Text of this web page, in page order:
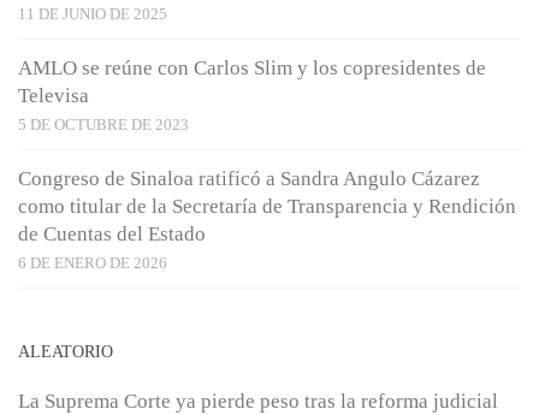
11 DE JUNIO DE 2025
AMLO se reúne con Carlos Slim y los copresidentes de
Televisa
5 DE OCTUBRE DE 2023
Congreso de Sinaloa ratificó a Sandra Angulo Cázarez
como titular de la Secretaría de Transparencia y Rendición
de Cuentas del Estado
6 DE ENERO DE 2026
ALEATORIO
La Suprema Corte ya pierde peso tras la reforma judicial